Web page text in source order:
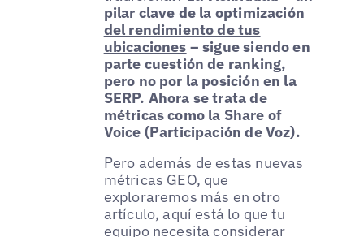
pilar clave de la optimización
del rendimiento de tus
ubicaciones – sigue siendo en
parte cuestión de ranking,
pero no por la posición en la
SERP. Ahora se trata de
métricas como la Share of
Voice (Participación de Voz).
Pero además de estas nuevas
métricas GEO, que
exploraremos más en otro
artículo, aquí está lo que tu
equipo necesita considerar